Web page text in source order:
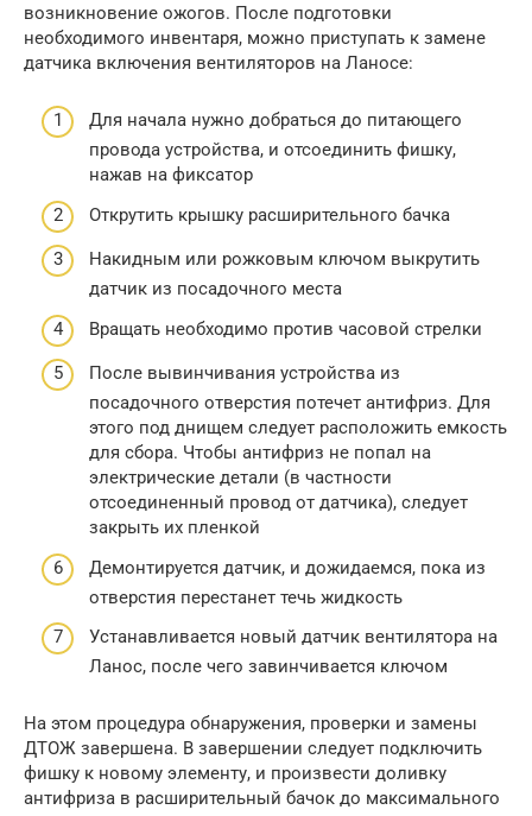
возникновение ожогов. После подготовки
необходимого инвентаря, можно приступать к замене
датчика включения вентиляторов на Ланосе:
Для начала нужно добраться до питающего
провода устройства, и отсоединить фишку,
нажав на фиксатор
Открутить крышку расширительного бачка
Накидным или рожковым ключом выкрутить
датчик из посадочного места
Вращать необходимо против часовой стрелки
После вывинчивания устройства из
посадочного отверстия потечет антифриз. Для
этого под днищем следует расположить емкость
для сбора. Чтобы антифриз не попал на
электрические детали (в частности
отсоединенный провод от датчика), следует
закрыть их пленкой
Демонтируется датчик, и дожидаемся, пока из
отверстия перестанет течь жидкость
Устанавливается новый датчик вентилятора на
Ланос, после чего завинчивается ключом
На этом процедура обнаружения, проверки и замены
ДТОЖ завершена. В завершении следует подключить
фишку к новому элементу, и произвести доливку
антифриза в расширительный бачок до максимального